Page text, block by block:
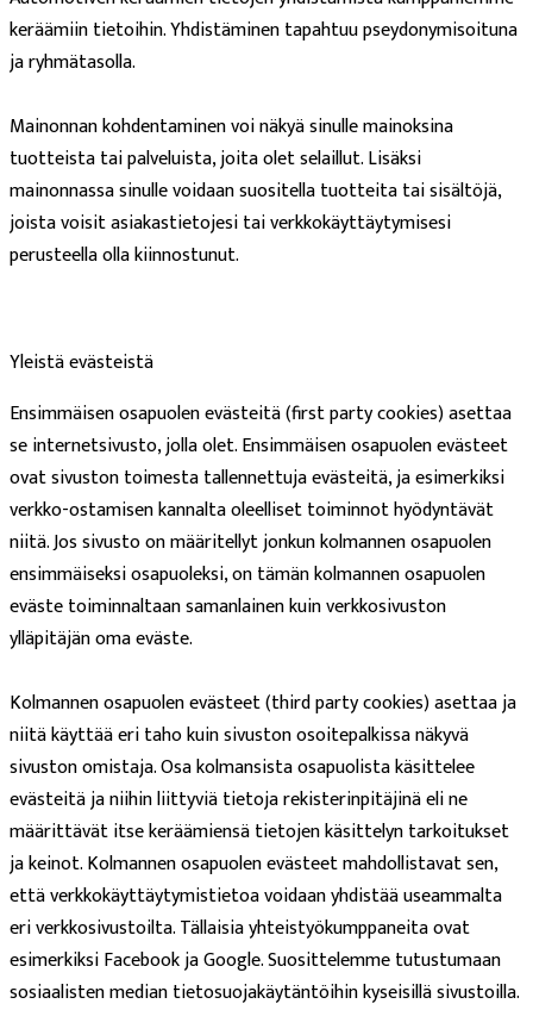
keräämiin tietoihin. Yhdistäminen tapahtuu pseydonymisoituna
ja ryhmätasolla.
Mainonnan kohdentaminen voi näkyä sinulle mainoksina
tuotteista tai palveluista, joita olet selaillut. Lisäksi
mainonnassa sinulle voidaan suositella tuotteita tai sisältöjä,
joista voisit asiakastietojesi tai verkkokäyttäytymisesi
perusteella olla kiinnostunut.
Yleistä evästeistä
Ensimmäisen osapuolen evästeitä (first party cookies) asettaa
se internetsivusto, jolla olet. Ensimmäisen osapuolen evästeet
ovat sivuston toimesta tallennettuja evästeitä, ja esimerkiksi
verkko-ostamisen kannalta oleelliset toiminnot hyödyntävät
niitä. Jos sivusto on määritellyt jonkun kolmannen osapuolen
ensimmäiseksi osapuoleksi, on tämän kolmannen osapuolen
eväste toiminnaltaan samanlainen kuin verkkosivuston
ylläpitäjän oma eväste.
Kolmannen osapuolen evästeet (third party cookies) asettaa ja
niitä käyttää eri taho kuin sivuston osoitepalkissa näkyvä
sivuston omistaja. Osa kolmansista osapuolista käsittelee
evästeitä ja niihin liittyviä tietoja rekisterinpitäjinä eli ne
määrittävät itse keräämiensä tietojen käsittelyn tarkoitukset
ja keinot. Kolmannen osapuolen evästeet mahdollistavat sen,
että verkkokäyttäytymistietoa voidaan yhdistää useammalta
eri verkkosivustoilta. Tällaisia yhteistyökumppaneita ovat
esimerkiksi Facebook ja Google. Suosittelemme tutustumaan
sosiaalisten median tietosuojakäytäntöihin kyseisillä sivustoilla.